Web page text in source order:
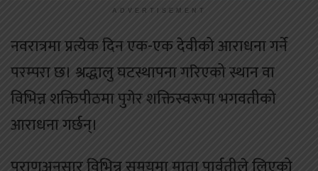
ADVERTISEMENT
नवरात्रमा प्रत्येक दिन एक-एक देवीको आराधना गर्ने
परम्परा छ। श्रद्धालु घटस्थापना गरिएको स्थान वा
विभिन्न शक्तिपीठमा पुगेर शक्तिस्वरूपा भगवतीको
आराधना गर्छन्।